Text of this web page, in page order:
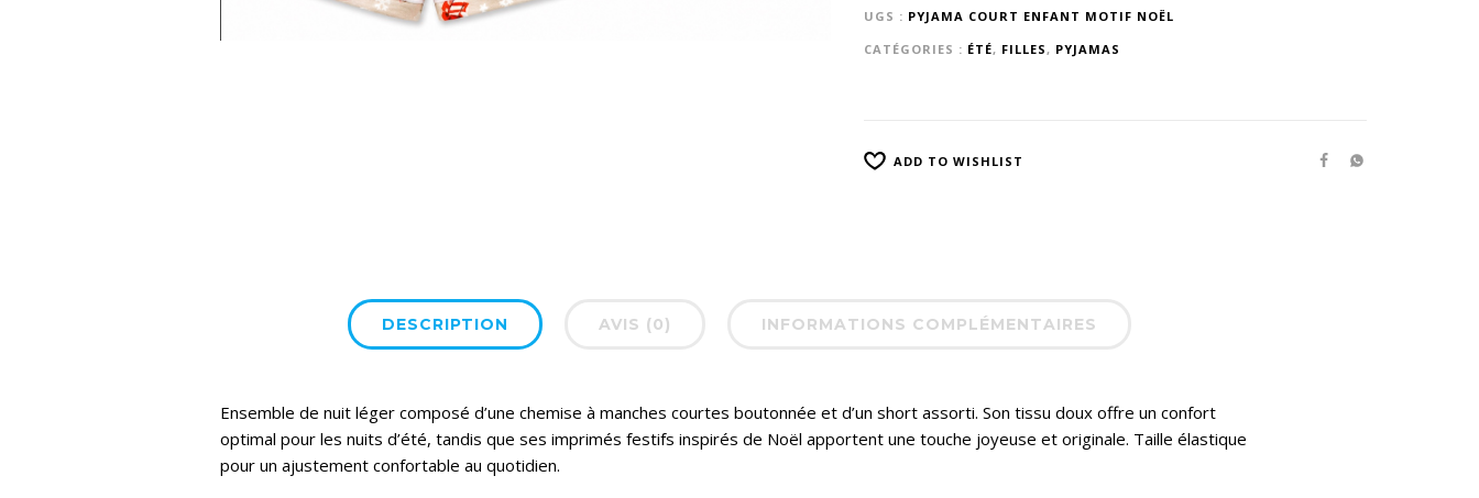
UGS : PYJAMA COURT ENFANT MOTIF NOËL
CATÉGORIES : ÉTÉ, FILLES , PYJAMAS
ADD TO WISHLIST
DESCRIPTION AVIS (0) INFORMATIONS COMPLÉMENTAIRES
Ensemble de nuit léger composé d’une chemise à manches courtes boutonnée et d’un short assorti. Son tissu doux offre un confort
optimal pour les nuits d’été, tandis que ses imprimés festifs inspirés de Noël apportent une touche joyeuse et originale. Taille élastique
pour un ajustement confortable au quotidien.